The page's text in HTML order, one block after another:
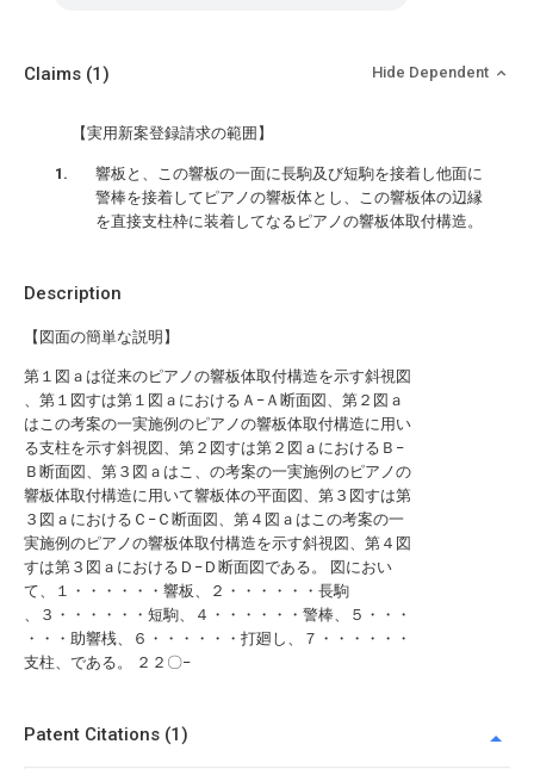
Description
【図面の簡単な説明】
第１図ａは従来のピアノの響板体取付構造を示す斜視図
、第１図すは第１図ａにおけるＡ−Ａ断面図、第２図ａ
はこの考案の一実施例のピアノの響板体取付構造に用い
る支柱を示す斜視図、第２図すは第２図ａにおけるＢ−
Ｂ断面図、第３図ａはこ、の考案の一実施例のピアノの
響板体取付構造に用いて響板体の平面図、第３図すは第
３図ａにおけるＣ−Ｃ断面図、第４図ａはこの考案の一
実施例のピアノの響板体取付構造を示す斜視図、第４図
すは第３図ａにおけるＤ−Ｄ断面図である。 図におい
て、１・・・・・・響板、２・・・・・・長駒
、３・・・・・・短駒、４・・・・・・警棒、５・・・
・・・助響桟、６・・・・・・打廻し、７・・・・・・
支柱、である。 ２２〇−
Claims (1) Hide Dependent
【実用新案登録請求の範囲】
響板と、この響板の一面に長駒及び短駒を接着し他面に
警棒を接着してピアノの響板体とし、この響板体の辺縁
を直接支柱枠に装着してなるピアノの響板体取付構造。
Patent Citations (1)